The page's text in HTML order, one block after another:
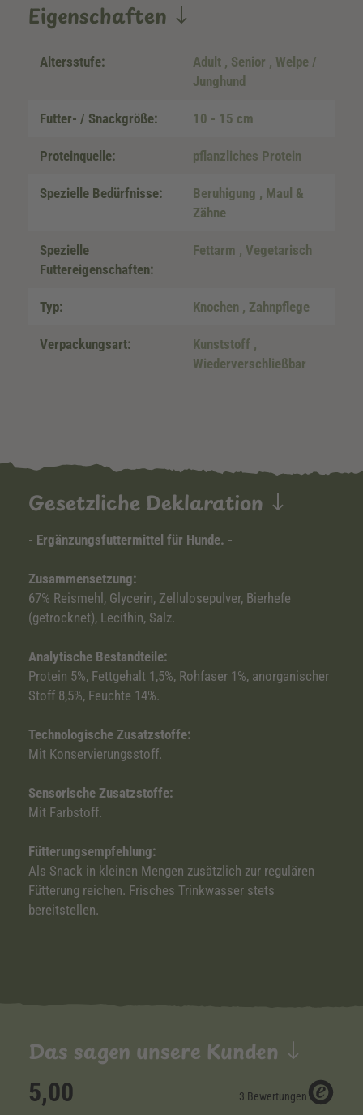
Eigenschaften
Altersstufe: Adult , Senior , Welpe /
Junghund
Futter- / Snackgröße: 10 - 15 cm
Proteinquelle: pflanzliches Protein
Spezielle Bedürfnisse: Beruhigung , Maul &
Zähne
Spezielle
Futtereigenschaften:
Fettarm , Vegetarisch
Typ: Knochen , Zahnpflege
Verpackungsart: Kunststoff ,
Wiederverschließbar
Gesetzliche Deklaration
- Ergänzungsfuttermittel für Hunde. -
Zusammensetzung:
67% Reismehl, Glycerin, Zellulosepulver, Bierhefe
(getrocknet), Lecithin, Salz.
Analytische Bestandteile:
Protein 5%, Fettgehalt 1,5%, Rohfaser 1%, anorganischer
Stoff 8,5%, Feuchte 14%.
Technologische Zusatzstoffe:
Mit Konservierungsstoff.
Sensorische Zusatzstoffe:
Mit Farbstoff.
Fütterungsempfehlung:
Als Snack in kleinen Mengen zusätzlich zur regulären
Fütterung reichen. Frisches Trinkwasser stets
bereitstellen.
Das sagen unsere Kunden